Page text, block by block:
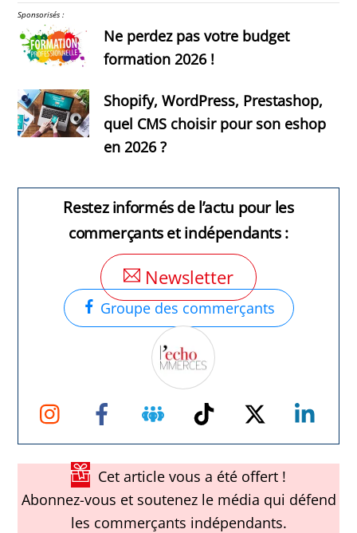
Sponsorisés :
Ne perdez pas votre budget
formation 2026 !
Shopify, WordPress, Prestashop,
quel CMS choisir pour son eshop
en 2026 ?
Restez informés de l’actu pour les
commerçants et indépendants :
Newsletter
Groupe des commerçants
Instagram Facebook Groupe
Facebook
TikTok Twitter
Cet article vous a été offert !
Abonnez-vous et soutenez le média qui défend
les commerçants indépendants.